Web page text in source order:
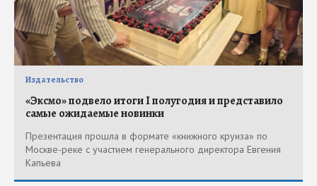
Издательство
«Эксмо» подвело итоги I полугодия и представило
самые ожидаемые новинки
Презентация прошла в формате «книжного круиза» по
Москве-реке с участием генерального директора Евгения
Капьева